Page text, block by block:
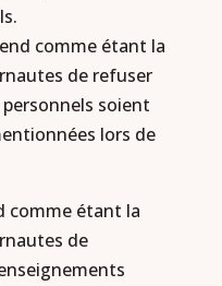
comme étant la
de refuser
soient
lors de
comme étant la
de